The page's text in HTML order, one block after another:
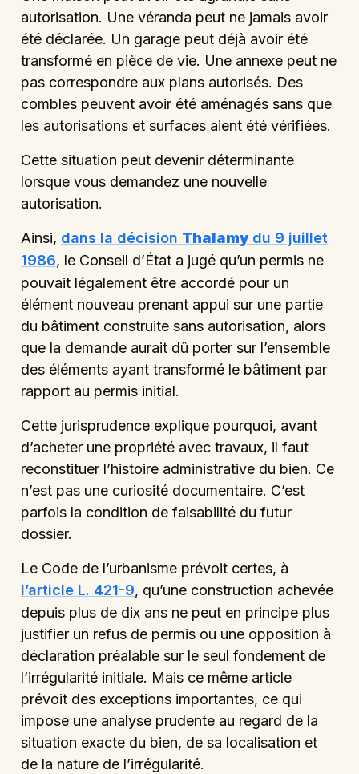
autorisation. Une véranda peut ne jamais avoir
été déclarée. Un garage peut déjà avoir été
transformé en pièce de vie. Une annexe peut ne
pas correspondre aux plans autorisés. Des
combles peuvent avoir été aménagés sans que
les autorisations et surfaces aient été vérifiées.
Cette situation peut devenir déterminante
lorsque vous demandez une nouvelle
autorisation.
Ainsi, dans la décision Thalamydu 9 juillet
1986, le Conseil d’État a jugé qu’un permis ne
pouvait légalement être accordé pour un
élément nouveau prenant appui sur une partie
du bâtiment construite sans autorisation, alors
que la demande aurait dû porter sur l’ensemble
des éléments ayant transformé le bâtiment par
rapport au permis initial.
Cette jurisprudence explique pourquoi, avant
d’acheter une propriété avec travaux, il faut
reconstituer l’histoire administrative du bien. Ce
n’est pas une curiosité documentaire. C’est
parfois la condition de faisabilité du futur
dossier.
Le Code de l’urbanisme prévoit certes, à
l’article L. 421-9, qu’une construction achevée
depuis plus de dix ans ne peut en principe plus
justifier un refus de permis ou une opposition à
déclaration préalable sur le seul fondement de
l’irrégularité initiale. Mais ce même article
prévoit des exceptions importantes, ce qui
impose une analyse prudente au regard de la
situation exacte du bien, de sa localisation et
de la nature de l’irrégularité.